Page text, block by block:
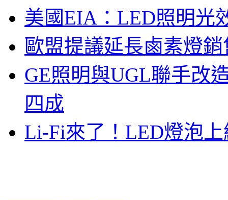
美國EIA：LED照明光
歐盟提議延長鹵素燈
GE照明與UGL聯手改
四成
Li-Fi來了！LED燈泡